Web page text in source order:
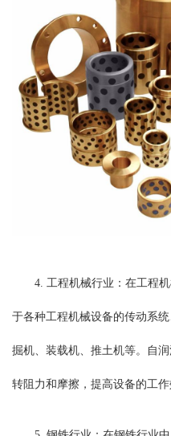
4. 工程机械行业：在工程
于各种工程机械设备的传动系
掘机、装载机、推土机等。自
转阻力和摩擦，提高设备的工作